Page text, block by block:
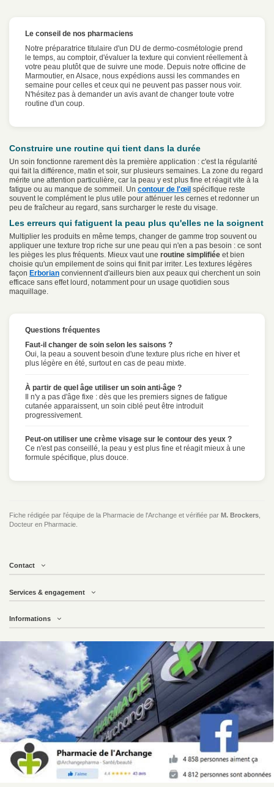
Le conseil de nos pharmaciens
Notre préparatrice titulaire d'un DU de dermo-cosmétologie prend
le temps, au comptoir, d'évaluer la texture qui convient réellement à
votre peau plutôt que de suivre une mode. Depuis notre officine de
Marmoutier, en Alsace, nous expédions aussi les commandes en
semaine pour celles et ceux qui ne peuvent pas passer nous voir.
N'hésitez pas à demander un avis avant de changer toute votre
routine d'un coup.
Construire une routine qui tient dans la durée
Un soin fonctionne rarement dès la première application : c'est la régularité
qui fait la différence, matin et soir, sur plusieurs semaines. La zone du regard
mérite une attention particulière, car la peau y est plus fine et réagit vite à la
fatigue ou au manque de sommeil. Un contour de l'œil spécifique reste
souvent le complément le plus utile pour atténuer les cernes et redonner un
peu de fraîcheur au regard, sans surcharger le reste du visage.
Les erreurs qui fatiguent la peau plus qu'elles ne la soignent
Multiplier les produits en même temps, changer de gamme trop souvent ou
appliquer une texture trop riche sur une peau qui n'en a pas besoin : ce sont
les pièges les plus fréquents. Mieux vaut une routine simplifiée et bien
choisie qu'un empilement de soins qui finit par irriter. Les textures légères
façon Erborian conviennent d'ailleurs bien aux peaux qui cherchent un soin
efficace sans effet lourd, notamment pour un usage quotidien sous
maquillage.
Questions fréquentes
Faut-il changer de soin selon les saisons ?
Oui, la peau a souvent besoin d'une texture plus riche en hiver et
plus légère en été, surtout en cas de peau mixte.
À partir de quel âge utiliser un soin anti-âge ?
Il n'y a pas d'âge fixe : dès que les premiers signes de fatigue
cutanée apparaissent, un soin ciblé peut être introduit
progressivement.
Peut-on utiliser une crème visage sur le contour des yeux ?
Ce n'est pas conseillé, la peau y est plus fine et réagit mieux à une
formule spécifique, plus douce.
Fiche rédigée par l'équipe de la Pharmacie de l'Archange et vérifiée par M. Brockers
Docteur en Pharmacie.
Contact
Services & engagement
Informations